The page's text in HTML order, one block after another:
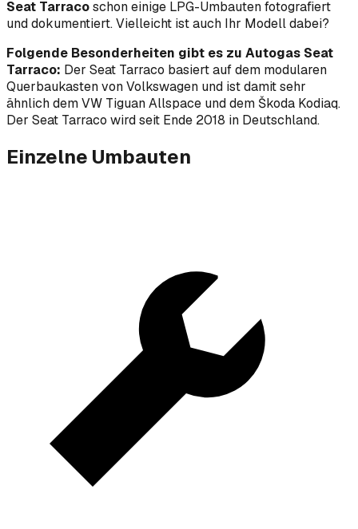
Seat Tarracoschon einige LPG-Umbauten fotografiert
und dokumentiert. Vielleicht ist auch Ihr Modell dabei?
Folgende Besonderheiten gibt es zu Autogas Seat
Tarraco: Der Seat Tarraco basiert auf dem modularen
Querbaukasten von Volkswagen und ist damit sehr
ähnlich dem VW Tiguan Allspace und dem Škoda Kodiaq.
Der Seat Tarraco wird seit Ende 2018 in Deutschland.
Einzelne Umbauten